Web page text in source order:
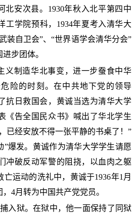
北安次县。1930年秋入北平第四中
工学院预科，1934年夏考入清华大
装自卫会”、“世界语学会清华分会”
步团体。
义制造华北事变 ，进一步蚕食中华
险的时刻。在中共地下党 的领导
抗日救国会，黄诚当选为清华大学
《告全国民众书》喊出了华北学生
已经安放不得一张平静的书桌了！”
”爆发。黄诚作为清华大学学生请愿
冲破反动军警的阻挠，以血肉之躯
运动的洗礼中，黄诚于1936年1月
，4月转为中国共产党党员。
入狱。在狱中，他一面保持了同狱